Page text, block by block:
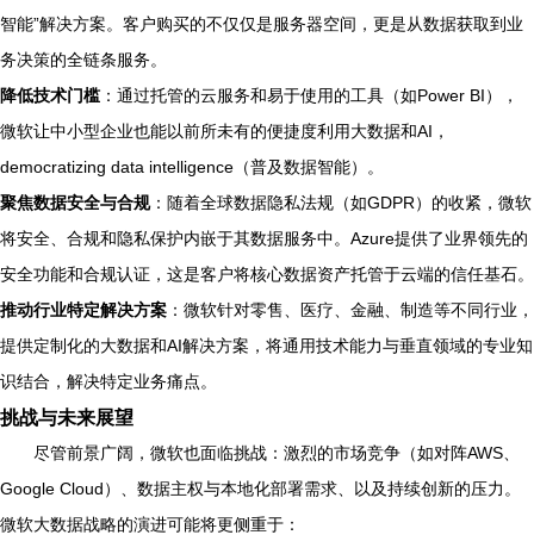
智能”解决方案。客户购买的不仅仅是服务器空间，更是从数据获取到业
务决策的全链条服务。
降低技术门槛 ：通过托管的云服务和易于使用的工具（如Power BI），
微软让中小型企业也能以前所未有的便捷度利用大数据和AI，
democratizing data intelligence（普及数据智能）。
聚焦数据安全与合规：随着全球数据隐私法规（如GDPR）的收紧，微软
将安全、合规和隐私保护内嵌于其数据服务中。Azure提供了业界领先的
安全功能和合规认证，这是客户将核心数据资产托管于云端的信任基石。
推动行业特定解决方案 ：微软针对零售、医疗、金融、制造等不同行业，
提供定制化的大数据和AI解决方案，将通用技术能力与垂直领域的专业知
识结合，解决特定业务痛点。
挑战与未来展望
尽管前景广阔，微软也面临挑战：激烈的市场竞争（如对阵AWS、
Google Cloud）、数据主权与本地化部署需求、以及持续创新的压力。
微软大数据战略的演进可能将更侧重于：